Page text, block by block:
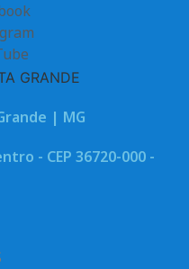
| MG
- CEP 36720-000 -